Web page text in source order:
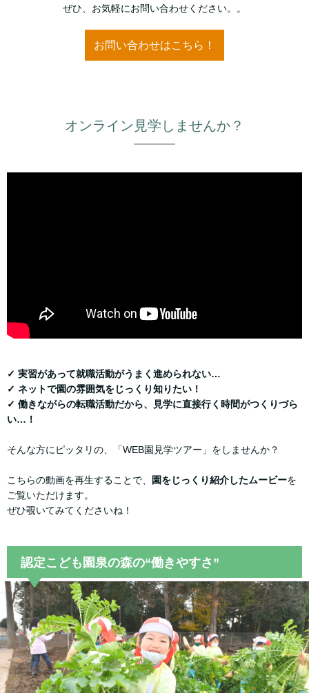
ぜひ、お気軽にお問い合わせください。。
お問い合わせはこちら！
オンライン見学しませんか？
✓ 実習があって就職活動がうまく進められない…
✓ ネットで園の雰囲気をじっくり知りたい！
✓ 働きながらの転職活動だから、見学に直接行く時間がつくりづら
い…！
そんな方にピッタリの、「WEB園見学ツアー」をしませんか？
こちらの動画を再生することで、 園をじっくり紹介したムービーを
ご覧いただけます。
ぜひ覗いてみてくださいね！
認定こども園泉の森の“働きやすさ”